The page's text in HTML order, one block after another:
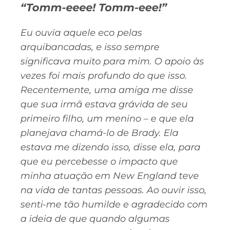
“Tomm-eeee! Tomm-eee!”
Eu ouvia aquele eco pelas
arquibancadas, e isso sempre
significava muito para mim. O apoio às
vezes foi mais profundo do que isso.
Recentemente, uma amiga me disse
que sua irmã estava grávida de seu
primeiro filho, um menino – e que ela
planejava chamá-lo de Brady. Ela
estava me dizendo isso, disse ela, para
que eu percebesse o impacto que
minha atuação em New England teve
na vida de tantas pessoas. Ao ouvir isso,
senti-me tão humilde e agradecido com
a ideia de que quando algumas